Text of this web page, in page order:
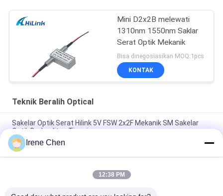
Mini D2x2B melewati
1310nm 1550nm Saklar
Serat Optik Mekanik
Bisa dinegosiasikan MOQ:1pcs
KONTAK
Teknik Beralih Optical
Sakelar Optik Serat Hilink 5V FSW 2x2F Mekanik SM Sakelar
Optik Berkualitas Tinggi
1U Rack DF-SF-CVR-LGX QSFP QSFP28 40 100G 80KM Adaptor
Konverter Serat Dual ke Serat Tunggal
Sakelar Optik Mekanis 1X2 Latching / Non-Latching Kerugian
Irene Chen
12:38 PM